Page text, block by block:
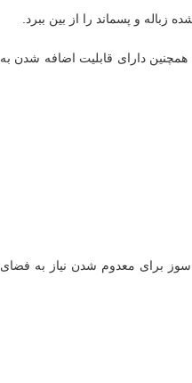
دارای قابلیت اضافه شدن به
سوز برای معدوم شدن نیاز به فضای